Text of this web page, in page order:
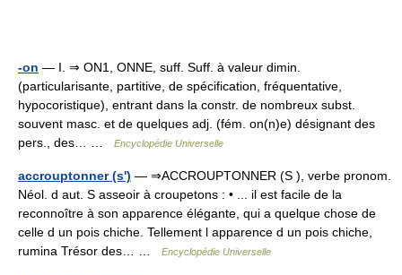
-on — I. ⇒ ON1, ONNE, suff. Suff. à valeur dimin.
(particularisante, partitive, de spécification, fréquentative,
hypocoristique), entrant dans la constr. de nombreux subst.
souvent masc. et de quelques adj. (fém. on(n)e) désignant des
pers., des… …
Encyclopédie Universelle
accrouptonner (s') — ⇒ACCROUPTONNER (S ), verbe pronom.
Néol. d aut. S asseoir à croupetons : • ... il est facile de la
reconnoître à son apparence élégante, qui a quelque chose de
celle d un pois chiche. Tellement l apparence d un pois chiche,
rumina Trésor des… …
Encyclopédie Universelle